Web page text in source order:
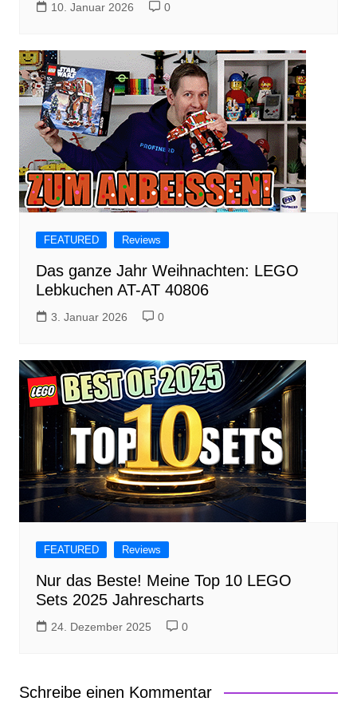
10. Januar 2026 0
FEATURED Reviews
Das ganze Jahr Weihnachten: LEGO
Lebkuchen AT-AT 40806
3. Januar 2026 0
FEATURED Reviews
Nur das Beste! Meine Top 10 LEGO
Sets 2025 Jahrescharts
24. Dezember 2025 0
Schreibe einen Kommentar